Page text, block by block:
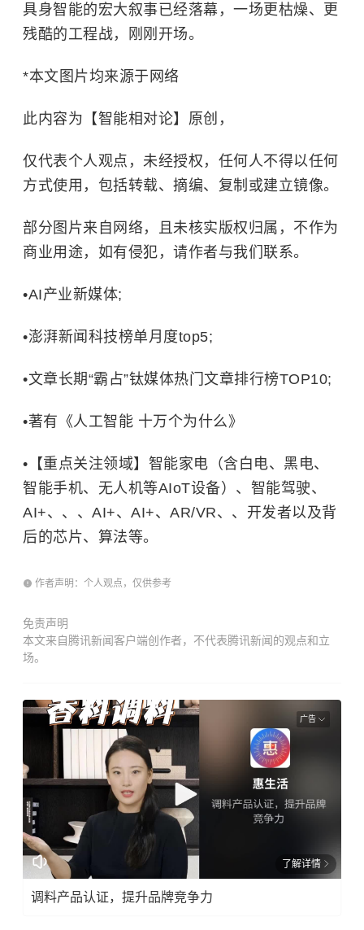
具身智能的宏大叙事已经落幕，一场更枯燥、更
残酷的工程战，刚刚开场。
*本文图片均来源于网络
此内容为【智能相对论】原创，
仅代表个人观点，未经授权，任何人不得以任何
方式使用，包括转载、摘编、复制或建立镜像。
部分图片来自网络，且未核实版权归属，不作为
商业用途，如有侵犯，请作者与我们联系。
•AI产业新媒体;
•澎湃新闻科技榜单月度top5;
•文章长期“霸占”钛媒体热门文章排行榜TOP10;
•著有《人工智能 十万个为什么》
•【重点关注领域】智能家电（含白电、黑电、
智能手机、无人机等AIoT设备）、智能驾驶、
AI+、、、AI+、AI+、AR/VR、、开发者以及背
后的芯片、算法等。
作者声明：个人观点，仅供参考
免责声明
本文来自腾讯新闻客户端创作者，不代表腾讯新闻的观点和立
场。
广告
了解详情
调料产品认证，提升品牌竞争力